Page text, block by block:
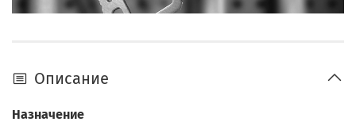
Описание
Назначение